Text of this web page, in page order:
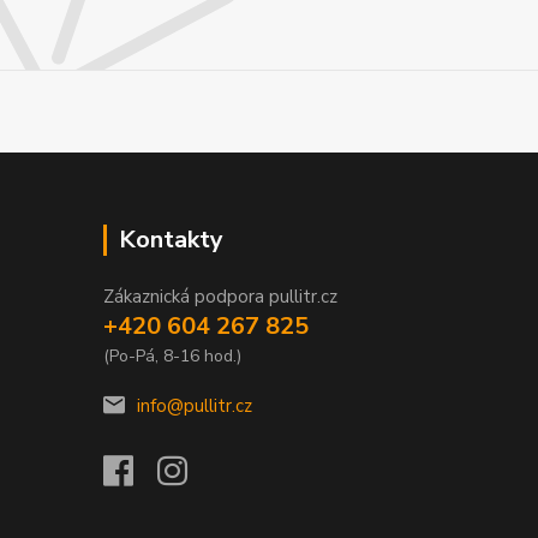
Kontakty
Zákaznická podpora pullitr.cz
+420 604 267 825
(Po-Pá, 8-16 hod.)
info@pullitr.cz